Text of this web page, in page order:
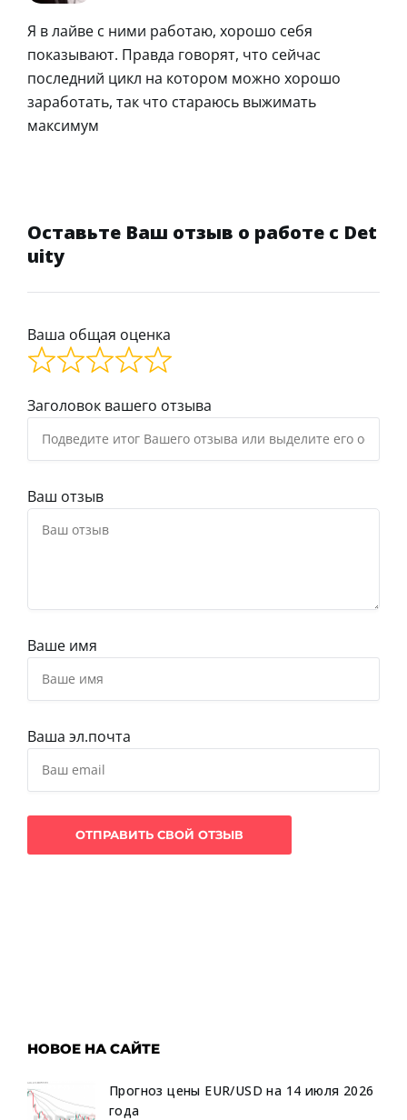
Я в лайве с ними работаю, хорошо себя
показывают. Правда говорят, что сейчас
последний цикл на котором можно хорошо
заработать, так что стараюсь выжимать
максимум
Оставьте Ваш отзыв о работе с Det
uity
Ваша общая оценка
Заголовок вашего отзыва
Ваш отзыв
Ваше имя
Ваша эл.почта
НОВОЕ НА САЙТЕ
Прогноз цены EUR/USD на 14 июля 2026
года